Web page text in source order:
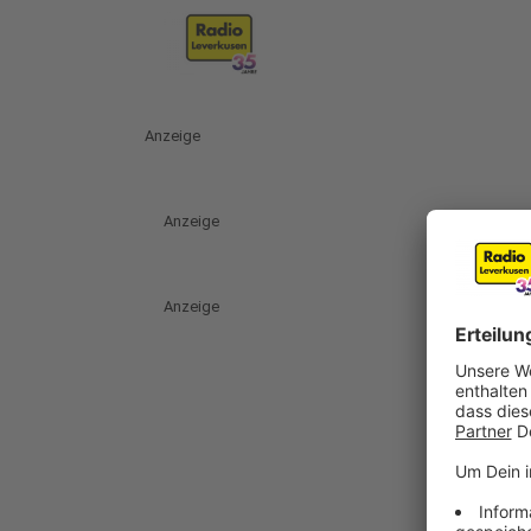
Anzeige
Anzeige
Anzeige